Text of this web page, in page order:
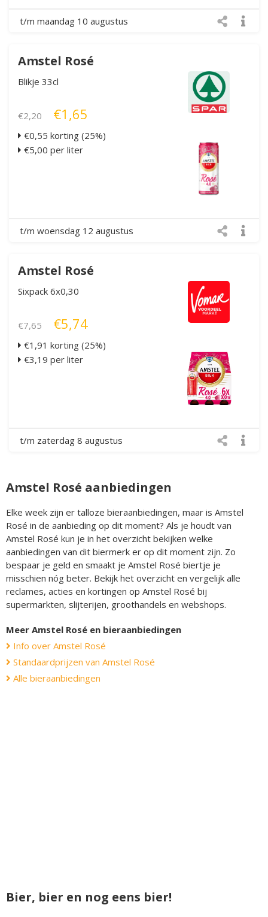
t/m maandag 10 augustus
Amstel Rosé
Blikje 33cl
€2,20 €1,65
€0,55 korting (25%)
€5,00 per liter
t/m woensdag 12 augustus
Amstel Rosé
Sixpack 6x0,30
€7,65 €5,74
€1,91 korting (25%)
€3,19 per liter
t/m zaterdag 8 augustus
Amstel Rosé aanbiedingen
Elke week zijn er talloze bieraanbiedingen, maar is Amstel
Rosé in de aanbieding op dit moment? Als je houdt van
Amstel Rosé kun je in het overzicht bekijken welke
aanbiedingen van dit biermerk er op dit moment zijn. Zo
bespaar je geld en smaakt je Amstel Rosé biertje je
misschien nóg beter. Bekijk het overzicht en vergelijk alle
reclames, acties en kortingen op Amstel Rosé bij
supermarkten, slijterijen, groothandels en webshops.
Meer Amstel Rosé en bieraanbiedingen
Info over Amstel Rosé
Standaardprijzen van Amstel Rosé
Alle bieraanbiedingen
Bier, bier en nog eens bier!